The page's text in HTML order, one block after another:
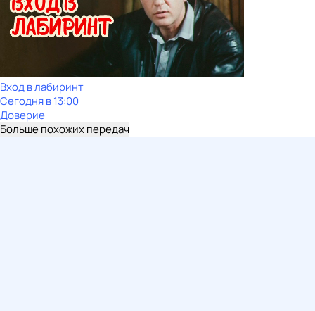
Вход в лабиринт
Сегодня в 13:00
Доверие
Больше похожих передач